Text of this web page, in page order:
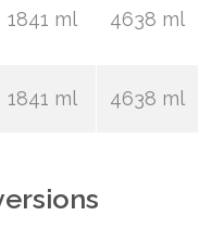
1841 ml 4638 ml
1841 ml 4638 ml